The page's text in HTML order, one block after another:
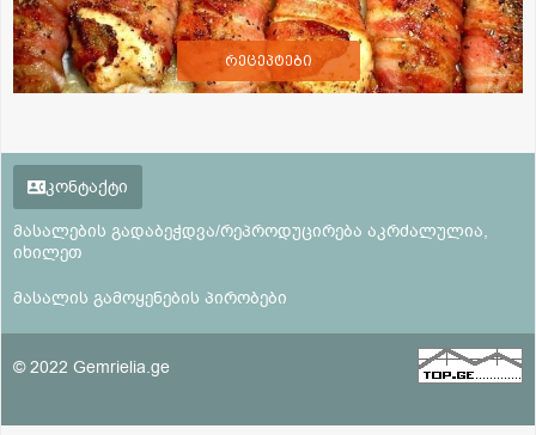
რეცეპტები
კონტაქტი
მასალების გადაბეჭდვა/რეპროდუცირება აკრძალულია,
იხილეთ
მასალის გამოყენების პირობები
© 2022 Gemrielia.ge